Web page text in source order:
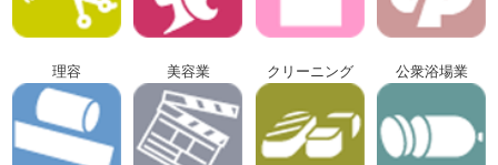
理容 美容業 クリーニング 公衆浴場業